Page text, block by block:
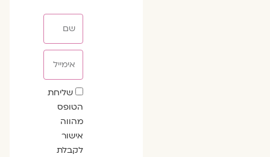
שדה
הסכמה
שליחת
הטופס
מהווה
אישור
לקבלת